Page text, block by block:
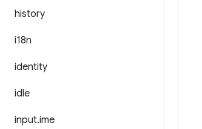
history
i18n
identity
idle
input.ime